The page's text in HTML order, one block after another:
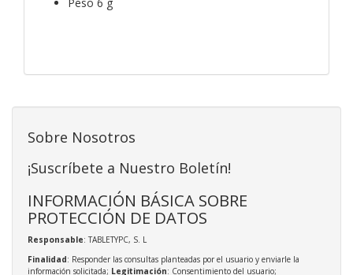
Sobre Nosotros
¡Suscríbete a Nuestro Boletín!
INFORMACIÓN BÁSICA SOBRE
PROTECCIÓN DE DATOS
Responsable: TABLETYPC, S. L
Finalidad: Responder las consultas planteadas por el usuario y enviarle la
información solicitada; Legitimación: Consentimiento del usuario;